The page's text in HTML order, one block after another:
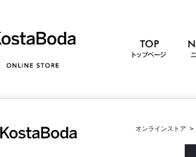
オンラインストア >